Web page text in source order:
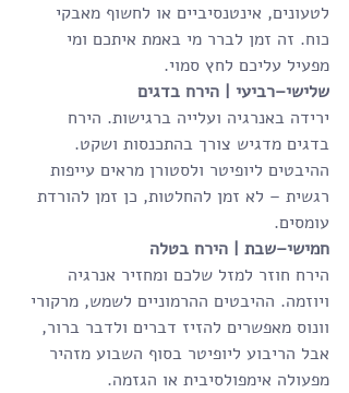
לטעונים, אינטנסיביים או לחשוף מאבקי
כוח. זה זמן לברר מי באמת איתכם ומי
מפעיל עליכם לחץ סמוי.
שלישי–רביעי | הירח בדגים
ירידה באנרגיה ועלייה ברגישות. הירח
בדגים מדגיש צורך בהתכנסות ושקט.
ההיבטים ליופיטר ולסטורן מראים עייפות
רגשית – לא זמן להחלטות, כן זמן להורדת
עומסים.
חמישי–שבת | הירח בטלה
הירח חוזר למזל שלכם ומחזיר אנרגיה
ויוזמה. ההיבטים ההרמוניים לשמש, מרקורי
וונוס מאפשרים להזיז דברים ולדבר ברור,
אבל הריבוע ליופיטר בסוף השבוע מזהיר
מפעולה אימפולסיבית או הגזמה.